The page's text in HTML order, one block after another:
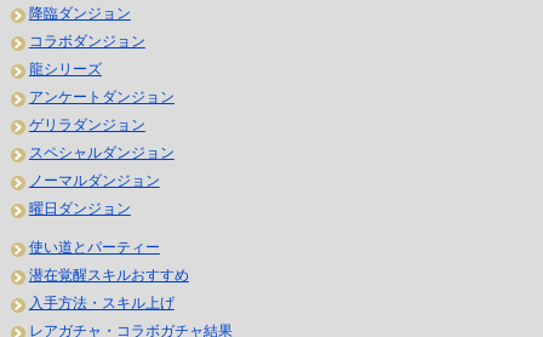
降臨ダンジョン
コラボダンジョン
龍シリーズ
アンケートダンジョン
ゲリラダンジョン
スペシャルダンジョン
ノーマルダンジョン
曜日ダンジョン
使い道とパーティー
潜在覚醒スキルおすすめ
入手方法・スキル上げ
レアガチャ・コラボガチャ結果